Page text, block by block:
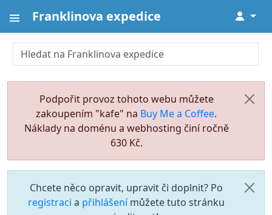
Franklinova expedice ↓
Podpořit provoz tohoto webu můžete
zakoupením "kafe" na Buy Me a Coffee.
Náklady na doménu a webhosting činí ročně
630 Kč.
Chcete něco opravit, upravit či doplnit? Po
registraci a přihlášenímůžete tuto stránku